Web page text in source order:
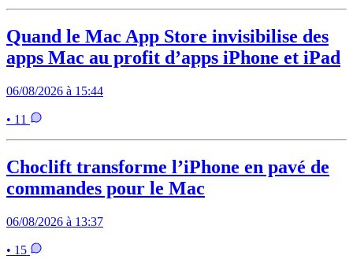
Quand le Mac App Store invisibilise des
apps Mac au profit d’apps iPhone et iPad
06/08/2026 à 15:44
• 11
Choclift transforme l’iPhone en pavé de
commandes pour le Mac
06/08/2026 à 13:37
• 15